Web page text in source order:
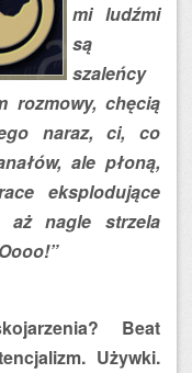
mi ludźmi
są
szaleńcy
rozmowy, chęcią
naraz, ci, co
ale płoną,
eksplodujące
aż nagle strzela
Beat
Używki.